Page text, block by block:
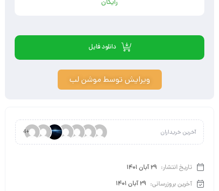
رایگان
دانلود فایل
ویرایش توسط موشن لب
آخرین خریداران +4
تاریخ انتشار: 29 آبان 1401
آخرین بروزرسانی: 29 آبان 1401